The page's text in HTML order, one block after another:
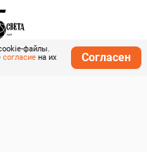
файлы.
согласие на их
Согласен